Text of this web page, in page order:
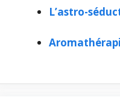
L’astro-